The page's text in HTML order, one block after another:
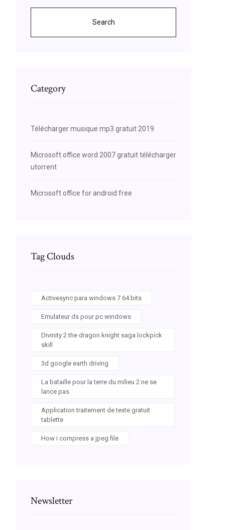
Search
Category
Télécharger musique mp3 gratuit 2019
Microsoft office word 2007 gratuit télécharger
utorrent
Microsoft office for android free
Tag Clouds
Activesync para windows 7 64 bits
Emulateur ds pour pc windows
Divinity 2 the dragon knight saga lockpick
skill
3d google earth driving
La bataille pour la terre du milieu 2 ne se
lance pas
Application traitement de texte gratuit
tablette
How i compress a jpeg file
Newsletter